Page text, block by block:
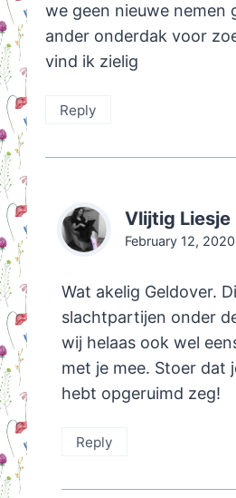
we geen nieuwe nemen
ander onderdak voor
vind ik zielig
Reply
Vlijtig Liesje
February 12,
Wat akelig Geldover.
slachtpartijen onder
wij helaas ook wel
met je mee. Stoer dat
hebt opgeruimd zeg!
Reply